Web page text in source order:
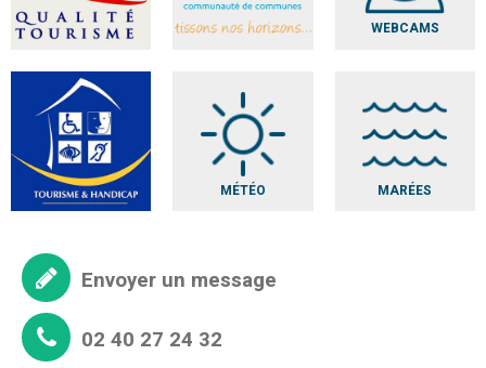
WEBCAMS
MÉTÉO MARÉES
Envoyer un message
02 40 27 24 32